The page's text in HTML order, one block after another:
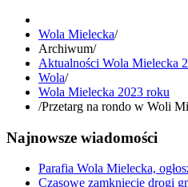
Wola Mielecka/
Archiwum/
Aktualności Wola Mielecka
Wola/
Wola Mielecka 2023 roku
/Przetarg na rondo w Woli
Najnowsze wiadomości
Parafia Wola Mielecka,
Czasowe zamknięcie drogi